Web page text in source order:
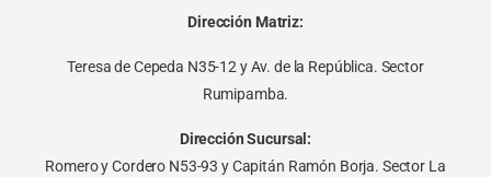
Dirección Matriz:
Teresa de Cepeda N35-12 y Av. de la República. Sector
Rumipamba.
Dirección Sucursal:
Romero y Cordero N53-93 y Capitán Ramón Borja. Sector La